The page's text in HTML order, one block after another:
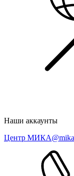
Наши аккаунты
Центр МИКА